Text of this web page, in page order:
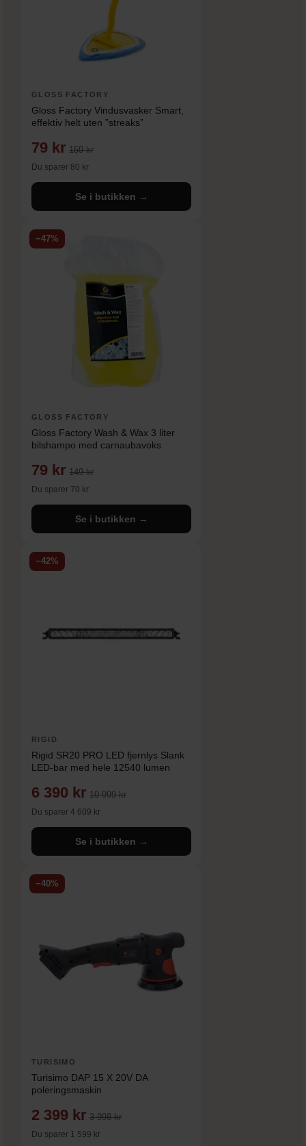
GLOSS FACTORY
Gloss Factory Vindusvasker Smart,
effektiv helt uten ”streaks”
79 kr 159 kr
Du sparer 80 kr
Se i butikken →
−47%
GLOSS FACTORY
Gloss Factory Wash & Wax 3 liter
bilshampo med carnaubavoks
79 kr 149 kr
Du sparer 70 kr
Se i butikken →
−42%
RIGID
Rigid SR20 PRO LED fjernlys Slank
LED-bar med hele 12540 lumen
6 390 kr 10 999 kr
Du sparer 4 609 kr
Se i butikken →
−40%
TURISIMO
Turisimo DAP 15 X 20V DA
poleringsmaskin
2 399 kr 3 998 kr
Du sparer 1 599 kr